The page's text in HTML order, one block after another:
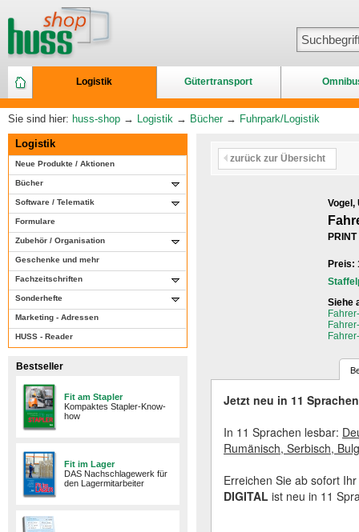
Logistik Gütertransport
Sie sind hier: huss-shop → Logistik → Bücher→ Fuhrpark/Logistik
Logistik
Neue Produkte / Aktionen
Bücher
Software / Telematik
Formulare
Zubehör / Organisation
Geschenke und mehr
Fachzeitschriften
Sonderhefte
Marketing - Adressen
HUSS - Reader
Bestseller
Fit am Stapler
Kompaktes Stapler-Know-
how
Fit im Lager
DAS Nachschlagewerk für
den Lagermitarbeiter
zurück zur Übersicht
Vogel,
Siehe
Jetzt neu in 11
In 11 Sprachen lesbar:
Rumänisch, Serbisch,
Erreichen Sie ab sofort
DIGITAL ist neu in 11